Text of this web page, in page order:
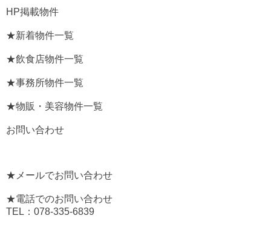
HP掲載物件
★新着物件一覧
★飲食店物件一覧
★事務所物件一覧
★物販・美容物件一覧
お問い合わせ
★メールでお問い合わせ
★電話でのお問い合わせ
TEL：078-335-6839